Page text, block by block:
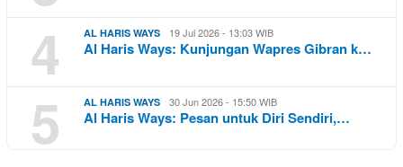
4 AL HARIS WAYS 19 Jul 2026 - 13:03 WIB
Al Haris Ways: Kunjungan Wapres Gibran k…
5 AL HARIS WAYS 30 Jun 2026 - 15:50 WIB
Al Haris Ways: Pesan untuk Diri Sendiri,…